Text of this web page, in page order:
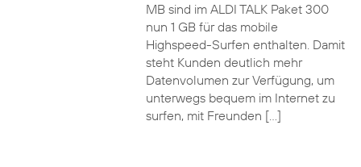
MB sind im ALDI TALK Paket 300
nun 1 GB für das mobile
Highspeed-Surfen enthalten. Damit
steht Kunden deutlich mehr
Datenvolumen zur Verfügung, um
unterwegs bequem im Internet zu
surfen, mit Freunden […]